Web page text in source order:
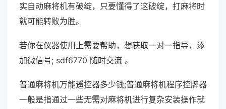
实自动麻将机有破绽，只要懂得了这破绽，打麻将时
就可能转败为胜。
若你在仪器使用上需要帮助，想获取一对一指导，添
加微信号; sdf6770 随时交流 。
普通麻将机万能遥控器多少钱;普通麻将机程序控牌器
一般是指通过一些无需对麻将机进行复杂安装操作就